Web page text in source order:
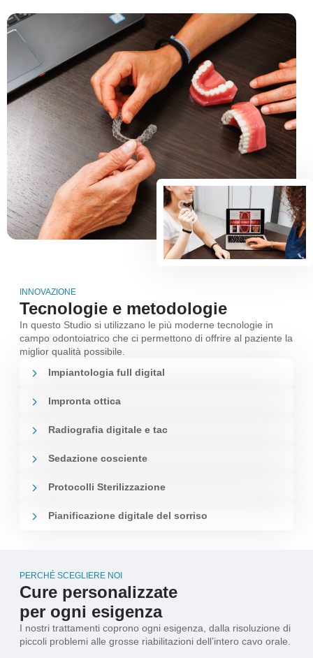
INNOVAZIONE
Tecnologie e metodologie
In questo Studio si utilizzano le più moderne tecnologie in
campo odontoiatrico che ci permettono di offrire al paziente la
miglior qualità possibile.
Impiantologia full digital
Impronta ottica
Radiografia digitale e tac
Sedazione cosciente
Protocolli Sterilizzazione
Pianificazione digitale del sorriso
PERCHÉ SCEGLIERE NOI
Cure personalizzate
per ogni esigenza
I nostri trattamenti coprono ogni esigenza, dalla risoluzione di
piccoli problemi alle grosse riabilitazioni dell’intero cavo orale.